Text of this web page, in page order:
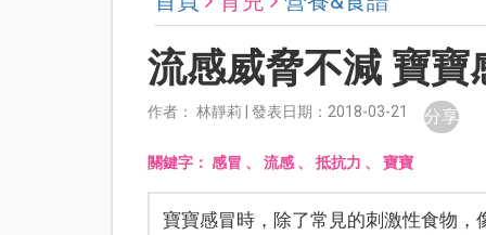
流感威脅不減 寶
作者： 林靜莉 | 發表日期：2018-03-21 分享
關鍵字：感冒 、流感 、抵抗力 、寶寶
寶寶感冒時，除了常見的刺激性食物